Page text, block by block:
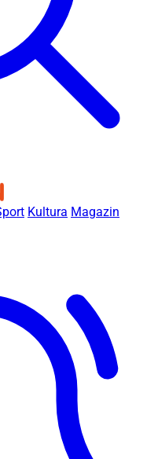
Kultura Magazin